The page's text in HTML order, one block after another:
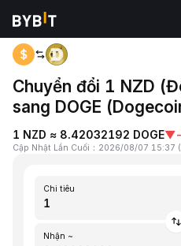
Trang chủ
Chuyển đổi 1 NZD
sang DOGE
1 NZD ≈ 8.42032192 DOGE▼
Cập Nhật Lần Cuối ： 2026/08/07 15:37 (
Chi tiêu
Nhận ~